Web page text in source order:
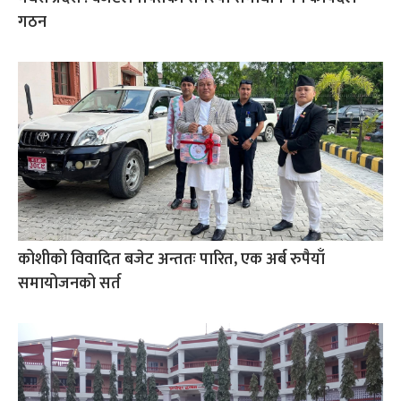
गठन
कोशीको विवादित बजेट अन्ततः पारित, एक अर्ब रुपैयाँ
समायोजनको सर्त